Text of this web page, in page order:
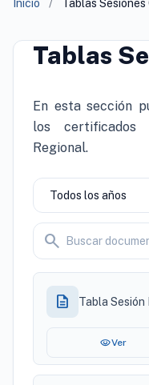
Inicio / Tablas Sesiones
Tablas
En esta sección
los certificados
Regional.
search
description Tabla Sesión
visibilityVer